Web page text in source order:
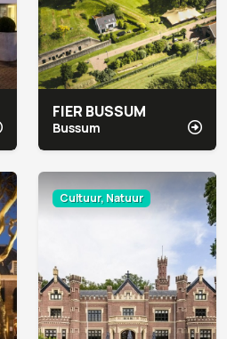
FIER BUSSUM
Bussum
Cultuur, Natuur